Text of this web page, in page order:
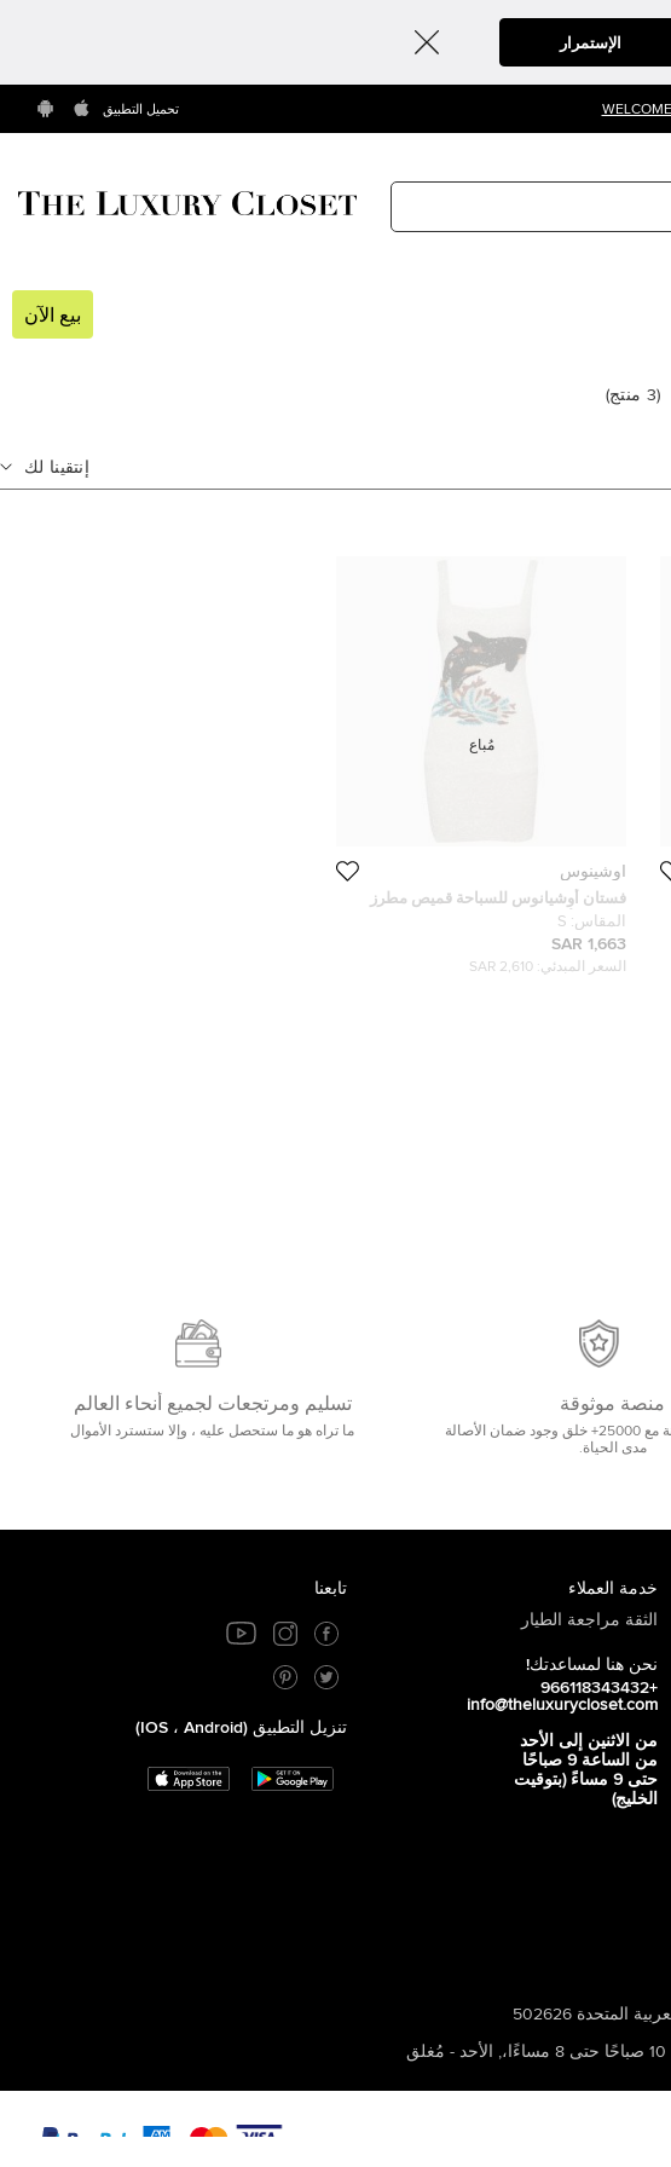
الإستمرار
تحميل التطبيق
بيع الآن
(
3 منتج)
إنتقينا لك
أوشينوس
فستان أوشيانوس للسباحة قميص مطرز
بالخرز الأبيض مارينا مقاس صغير
المقاس: S
1,663 SAR
السعر المبدئي: 2,610 SAR
مُباع
منصة موثوقة
صفيحة موثوقة وآمنة مع 25000+ خلق وجود ضمان الأصالة
مدى الحياة.
تسليم ومرتجعات لجميع أنحاء العالم
ما تراه هو ما ستحصل عليه ، وإلا ستسترد الأموال
خدمة العملاء
الثقة مراجعة الطيار
نحن هنا لمساعدتك!
+966118343432
info@theluxurycloset.com
من الاثنين إلى الأحد
من الساعة 9 صباحًا
حتى 9 مساءً (بتوقيت
الخليج)
تابعنا
تنزيل التطبيق (iOS ، Android)
, الأحد - مُغلق